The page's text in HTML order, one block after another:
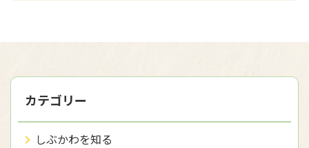
カテゴリー
しぶかわを知る